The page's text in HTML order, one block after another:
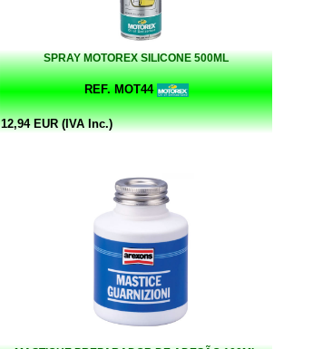
SPRAY MOTOREX SILICONE 500ML
REF. MOT44
12,94 EUR (IVA Inc.)